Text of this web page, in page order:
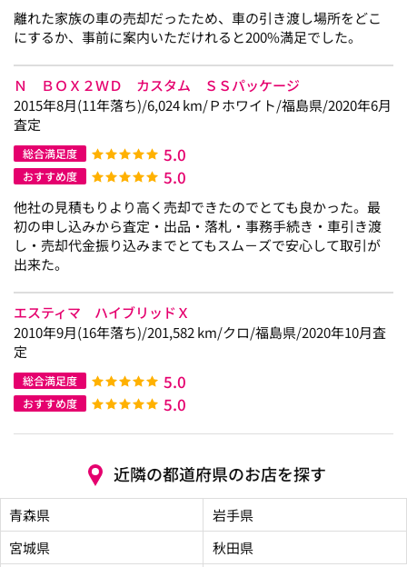
離れた家族の車の売却だったため、車の引き渡し場所をどこ
にするか、事前に案内いただけれると200%満足でした。
Ｎ ＢＯＸ２ＷＤ カスタム ＳＳパッケージ
2015年8月(11年落ち)/6,024 km/Ｐホワイト/福島県/2020年6月
査定
総合満足度 5.0
おすすめ度 5.0
他社の見積もりより高く売却できたのでとても良かった。最
初の申し込みから査定・出品・落札・事務手続き・車引き渡
し・売却代金振り込みまでとてもスム－ズで安心して取引が
出来た。
エスティマ ハイブリッドＸ
2010年9月(16年落ち)/201,582 km/クロ/福島県/2020年10月査
定
総合満足度 5.0
おすすめ度 5.0
近隣の都道府県のお店を探す
青森県
岩手県
宮城県
秋田県